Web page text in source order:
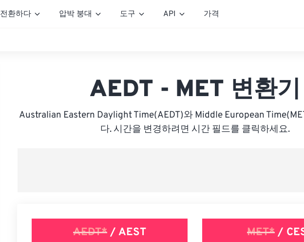
전환하다 압박 붕대 도구 API 가격
AEDT - MET 변환기
Australian Eastern Daylight Time(AEDT)와 Middle European
다. 시간을 변경하려면 시간 필드를 클릭하세요.
AEDT* / AEST MET* /